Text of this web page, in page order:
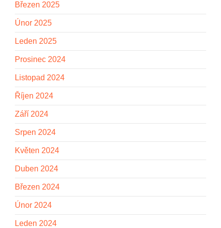
Březen 2025
Únor 2025
Leden 2025
Prosinec 2024
Listopad 2024
Říjen 2024
Září 2024
Srpen 2024
Květen 2024
Duben 2024
Březen 2024
Únor 2024
Leden 2024